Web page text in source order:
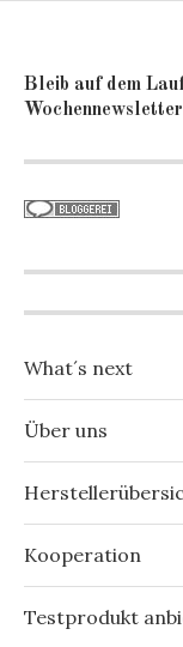
Bleib auf dem
Wochennewsletter
What´s next
Über uns
Kooperation
Testprodukt